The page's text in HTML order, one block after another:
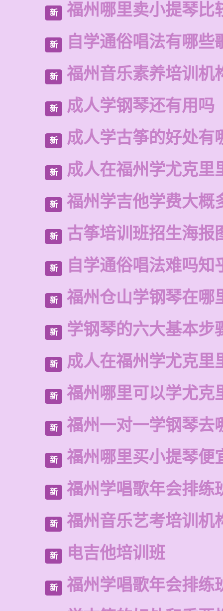
新 福州哪里卖小提琴比
新 自学通俗唱法有哪些
新 福州音乐素养培训机
新 成人学钢琴还有用吗
新 成人学古筝的好处有
新 成人在福州学尤克里
新 福州学吉他学费大概
新 古筝培训班招生海报
新 自学通俗唱法难吗知
新 福州仓山学钢琴在哪
新 学钢琴的六大基本步
新 成人在福州学尤克里
新 福州哪里可以学尤克
新 福州一对一学钢琴去
新 福州哪里买小提琴便
新 福州学唱歌年会排练
新 福州音乐艺考培训机
新 电吉他培训班
新
福州学唱歌年会排练